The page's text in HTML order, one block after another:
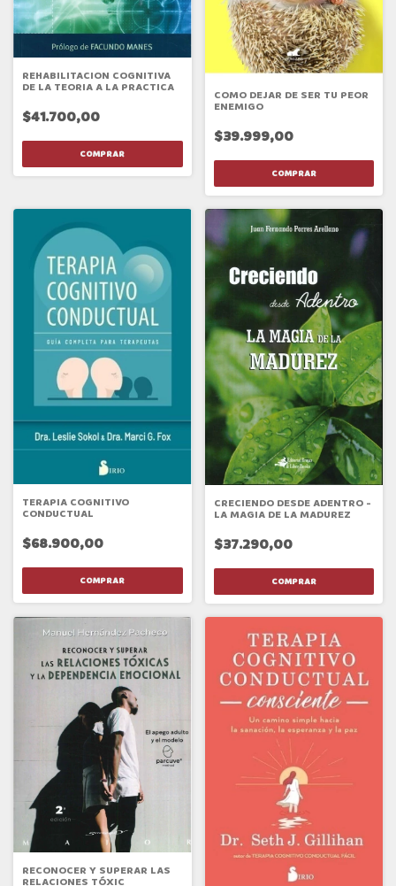
REHABILITACION COGNITIVA
DE LA TEORIA A LA PRACTICA
$41.700,00
COMO DEJAR DE SER TU PEOR
ENEMIGO
$39.999,00
TERAPIA COGNITIVO
CONDUCTUAL
$68.900,00
CRECIENDO DESDE ADENTRO -
LA MAGIA DE LA MADUREZ
$37.290,00
RECONOCER Y SUPERAR LAS
RELACIONES TÓXIC